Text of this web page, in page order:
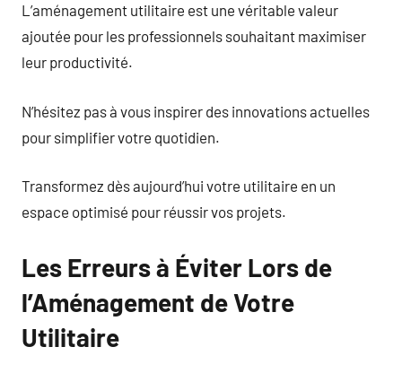
L’aménagement utilitaire est une véritable valeur
ajoutée pour les professionnels souhaitant maximiser
leur productivité.
N’hésitez pas à vous inspirer des innovations actuelles
pour simplifier votre quotidien.
Transformez dès aujourd’hui votre utilitaire en un
espace optimisé pour réussir vos projets.
Les Erreurs à Éviter Lors de
l’Aménagement de Votre
Utilitaire